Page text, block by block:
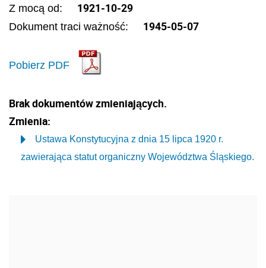
Z mocą od: 1921-10-29
Dokument traci ważność: 1945-05-07
Pobierz PDF
Brak dokumentów zmieniających.
Zmienia:
Ustawa Konstytucyjna z dnia 15 lipca 1920 r.
zawierająca statut organiczny Województwa Śląskiego.